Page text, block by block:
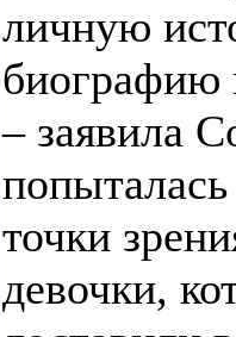
личную
биографию
– заявила
попыталась
точки
девочки,